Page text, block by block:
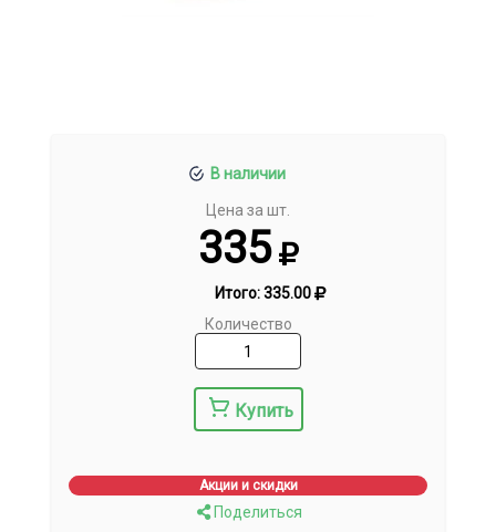
В наличии
Цена за шт.
335
Итого:335.00
Количество
Купить
Акции и скидки
Поделиться